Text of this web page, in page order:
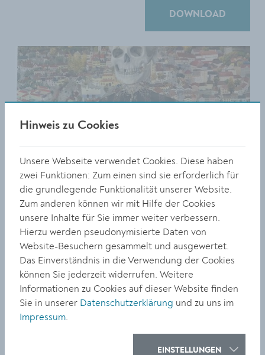
DOWNLOAD
Haruko Maeda: "Der Wein ist schon
reif in der Schale"
Größe:
2628 x 3397 Px
1.88 MB
Hinweis zu Cookies
Unsere Webseite verwendet Cookies. Diese haben
zwei Funktionen: Zum einen sind sie erforderlich für
die grundlegende Funktionalität unserer Website.
Zum anderen können wir mit Hilfe der Cookies
unsere Inhalte für Sie immer weiter verbessern.
Hierzu werden pseudonymisierte Daten von
Website-Besuchern gesammelt und ausgewertet.
Das Einverständnis in die Verwendung der Cookies
können Sie jederzeit widerrufen. Weitere
Informationen zu Cookies auf dieser Website finden
Sie in unserer Datenschutzerklärung und zu uns im
Impressum.
EINSTELLUNGEN